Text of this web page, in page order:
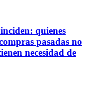
quienes
pasadas no
necesidad de